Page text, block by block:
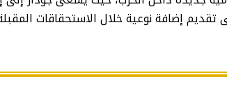
إضافة نوعية خلال الاستحقاقات